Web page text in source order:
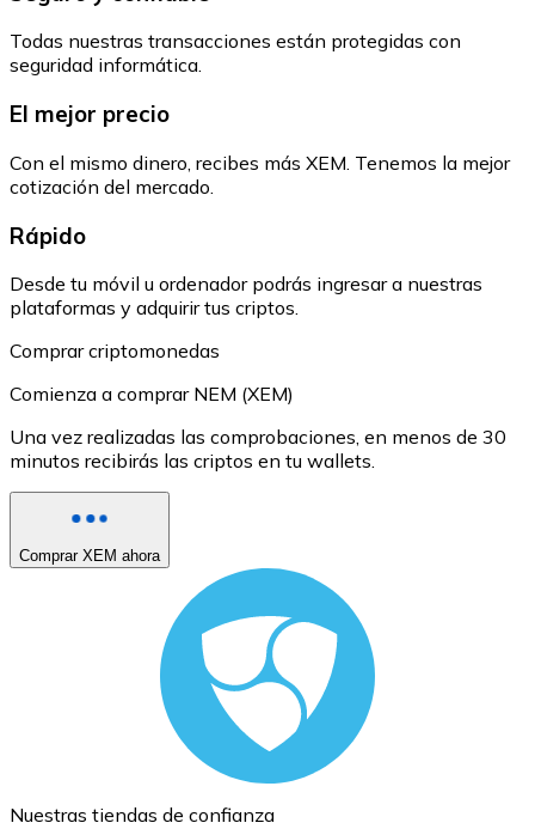
Todas nuestras transacciones están protegidas con
seguridad informática.
El mejor precio
Con el mismo dinero, recibes más XEM. Tenemos la mejor
cotización del mercado.
Rápido
Desde tu móvil u ordenador podrás ingresar a nuestras
plataformas y adquirir tus criptos.
Comprar criptomonedas
Comienza a comprar NEM (XEM)
Una vez realizadas las comprobaciones, en menos de 30
minutos recibirás las criptos en tu wallets.
Comprar XEM ahora
Nuestras tiendas de confianza